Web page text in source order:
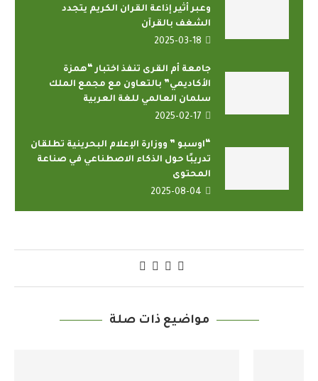
وعبر أثير إذاعة القران الكريم يتجدد
الشغف بالقرآن
2025-03-18
جامعة أم القرى تنفذ اختبار “همزة
الأكاديمي” بالتعاون مع مجمع الملك
سلمان العالمي للغة العربية
2025-02-17
“اوسبو ” ووزارة الإعلام البحرينية تطلقان
تدريبًا حول الذكاء الاصطناعي في صناعة
المحتوى
2025-08-04
مواضيع ذات صلة